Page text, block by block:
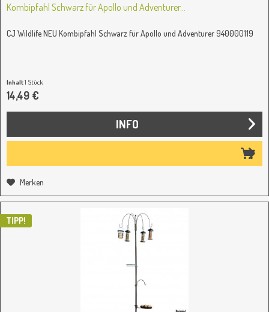
Kombipfahl Schwarz für Apollo und Adventurer...
CJ Wildlife NEU Kombipfahl Schwarz für Apollo und Adventurer 940000119
Inhalt1 Stück
14,49 €
INFO
Merken
TIPP!